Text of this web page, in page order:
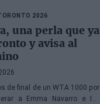
2026
una perla que ya
y avisa al
de final de un WTA 1000 por
a Emma Navarro e Iva